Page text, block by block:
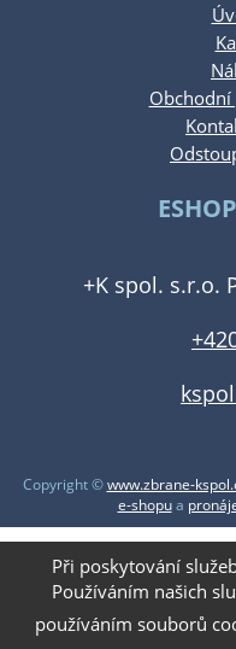
+K spol. s.r.o.
Copyright ©www.zbrane-
e-shopua
Při poskytování
Používáním našich
používáním souborů